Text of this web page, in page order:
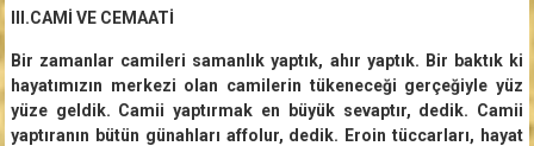
III.CAMİ VE CEMAATİ
Bir zamanlar camileri samanlık yaptık, ahır yaptık. Bir baktık ki
hayatımızın merkezi olan camilerin tükeneceği gerçeğiyle yüz
yüze geldik. Camii yaptırmak en büyük sevaptır, dedik. Camii
yaptıranın bütün günahları affolur, dedik. Eroin tüccarları, hayat